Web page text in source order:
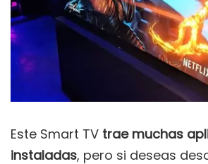
Este Smart TV trae muchas
instaladas, pero si deseas